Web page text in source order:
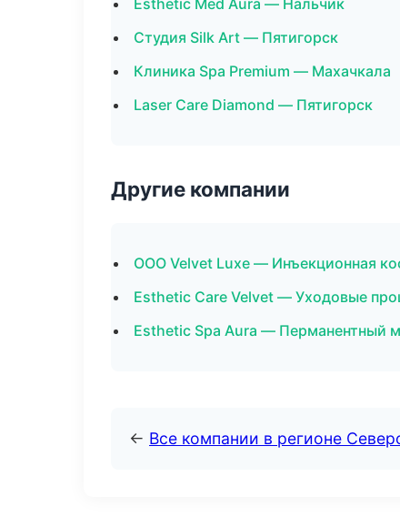
Esthetic Med Aura — Нальчик
Студия Silk Art — Пятигорск
Клиника Spa Premium — Махачкала
Laser Care Diamond — Пятигорск
Другие компании
ООО Velvet Luxe — Инъекционная
Esthetic Care Velvet — Уходовые
Esthetic Spa Aura — Перманентный
← Все компании в регионе